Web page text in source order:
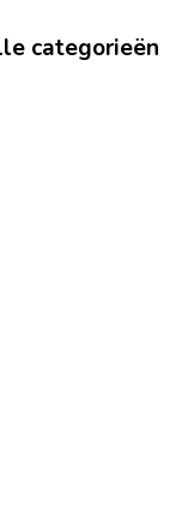
categorieën